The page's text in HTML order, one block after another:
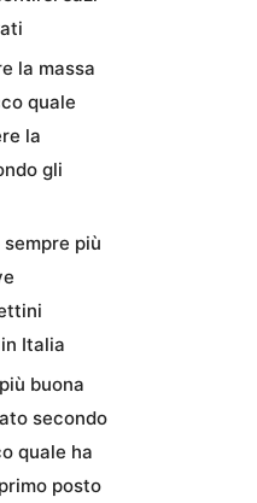
la massa
quale
la
gli
più
Italia
buona
secondo
quale ha
posto